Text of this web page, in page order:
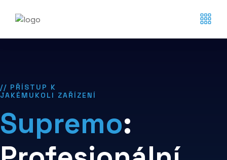
// PŘÍSTUP K
JAKÉMUKOLI ZAŘÍZENÍ
Supremo: